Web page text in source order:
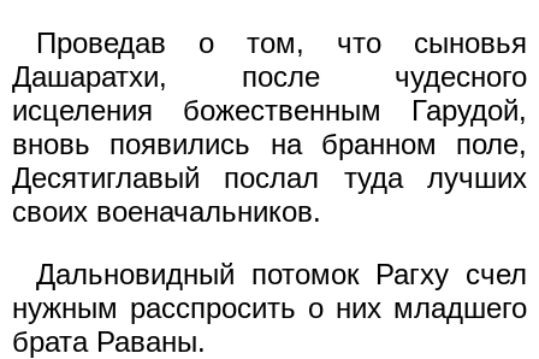
Проведав о том, что сыновья
Дашаратхи, после чудесного
исцеления божественным Гарудой,
вновь появились на бранном поле,
Десятиглавый послал туда лучших
своих военачальников.
Дальновидный потомок Рагху счел
нужным расспросить о них младшего
брата Раваны.